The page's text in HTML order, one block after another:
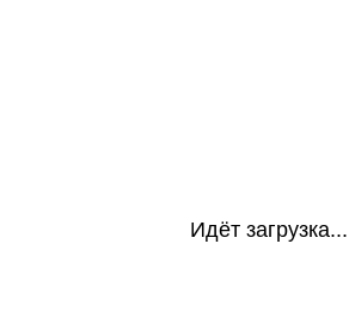
Идёт загрузка...